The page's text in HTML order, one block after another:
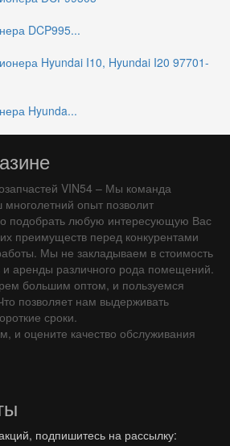
DCP995...
Hyunda...
VIN54 – Мы команда
опыт позволит
подобрать любую интересующую Вас
преимуществ перед конкурентами
Мы не закладываем в стоимость
и аренды различного рода помещений.
большим оптом, и пользуемся
позволяет нам выдерживать
сроки.
и оцените качество обслуживания
подпишитесь на рассылку: